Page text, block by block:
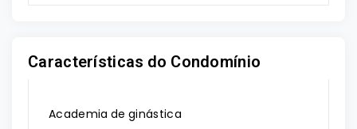
Características do Condomínio
Academia de ginástica